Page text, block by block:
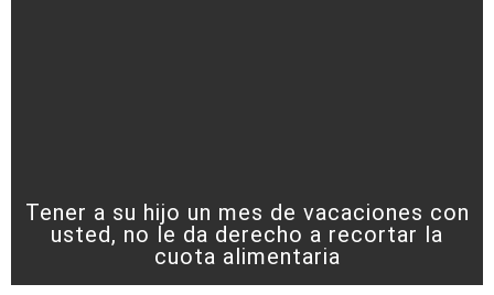
Tener a su hijo un mes de vacaciones con
usted, no le da derecho a recortar la
cuota alimentaria